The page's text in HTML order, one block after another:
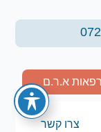
א.ר.ם
צרו קשר